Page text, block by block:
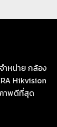
ำหน่าย กล้อง
Hikvision
าพดีที่สุด